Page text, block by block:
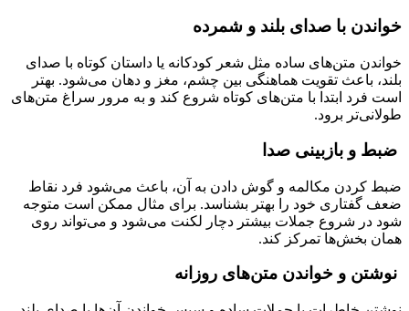
خواندن با صدای بلند و شمرده
خواندن متن‌های ساده مثل شعر کودکانه یا داستان کوتاه با صدای
بلند، باعث تقویت هماهنگی بین چشم، مغز و دهان می‌شود. بهتر
است فرد ابتدا با متن‌های کوتاه شروع کند و به مرور سراغ متن‌های
طولانی‌تر برود.
ضبط و بازبینی صدا
ضبط کردن مکالمه و گوش دادن به آن، باعث می‌شود فرد نقاط
ضعف گفتاری خود را بهتر بشناسد. برای مثال ممکن است متوجه
شود در شروع جملات بیشتر دچار لکنت می‌شود و می‌تواند روی
همان بخش‌ها تمرکز کند.
نوشتن و خواندن متن‌های روزانه